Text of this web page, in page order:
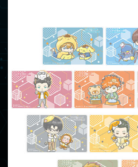
TOP トップ
NEWS ニュース
ABOUT 作品情報
CHARACTER